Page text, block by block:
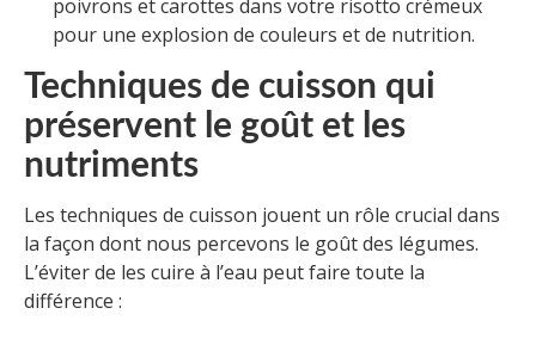
poivrons et carottes dans votre risotto crémeux
pour une explosion de couleurs et de nutrition.
Techniques de cuisson qui
préservent le goût et les
nutriments
Les techniques de cuisson jouent un rôle crucial dans
la façon dont nous percevons le goût des légumes.
L’éviter de les cuire à l’eau peut faire toute la
différence :